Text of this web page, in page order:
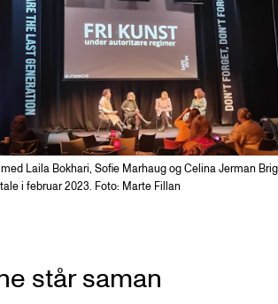
Laila Bokhari, Sofie Marhaug og Celina Jerman
i februar 2023. Foto: Marte Fillan
står saman